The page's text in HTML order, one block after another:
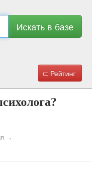
Искать в базе
Рейтинг
→